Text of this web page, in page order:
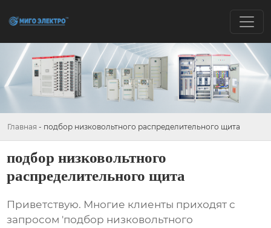
Главная - подбор низковольтного распределительного щита
подбор низковольтного
распределительного щита
Приветствую. Многие клиенты приходят с
запросом 'подбор низковольтного